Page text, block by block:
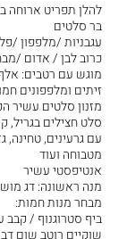
להלן תפריט ארוחה
בר סלטים
עגבניות /מלפפון /
כרוב לבן / אדום /
מוגש עם רטבים:
זיתים ומלפפונים
מזנון סלטים עשיר
סלט חצילים בגריל,
עם גרעינים, טחינה,
מטבוחה ועוד
אנטיפסטי עשיר
מנה ראשונה: דג
מבחר מנות חמות:
ביף סטרוגנוף / קבב
שוקיים רוטב שום